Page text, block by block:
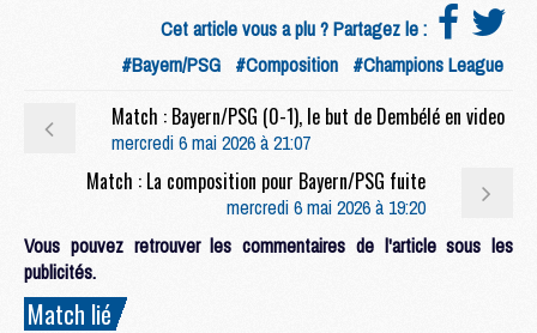
Cet article vous a plu ? Partagez le :
#Bayern/PSG #Composition #Champions League
Match : Bayern/PSG (0-1), le but de Dembélé en video
mercredi 6 mai 2026 à 21:07
Match : La composition pour Bayern/PSG fuite
mercredi 6 mai 2026 à 19:20
Vous pouvez retrouver les commentaires de l'article sous les
publicités.
Match lié